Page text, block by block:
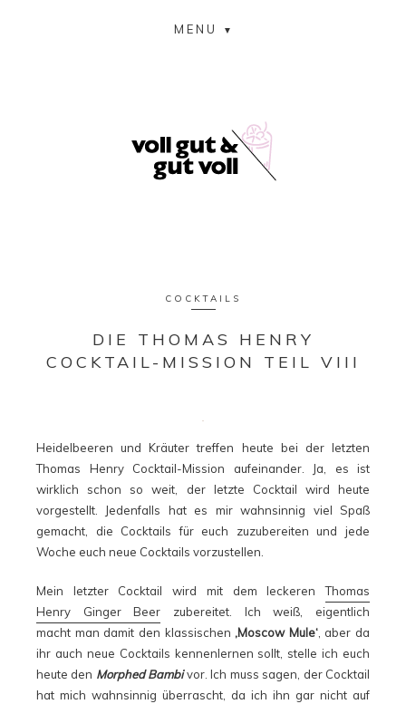
MENU
COCKTAILS
DIE THOMAS HENRY
COCKTAIL-MISSION TEIL VIII
Heidelbeeren und Kräuter treffen heute bei der letzten
Thomas Henry Cocktail-Mission aufeinander. Ja, es ist
wirklich schon so weit, der letzte Cocktail wird heute
vorgestellt. Jedenfalls hat es mir wahnsinnig viel Spaß
gemacht, die Cocktails für euch zuzubereiten und jede
Woche euch neue Cocktails vorzustellen.
Mein letzter Cocktail wird mit dem leckerenThomas
Henry Ginger Beer zubereitet. Ich weiß, eigentlich
macht man damit den klassischen ‚Moscow Mule‘, aber da
ihr auch neue Cocktails kennenlernen sollt, stelle ich euch
heute den Morphed Bambi vor. Ich muss sagen, der Cocktail
hat mich wahnsinnig überrascht, da ich ihn gar nicht auf